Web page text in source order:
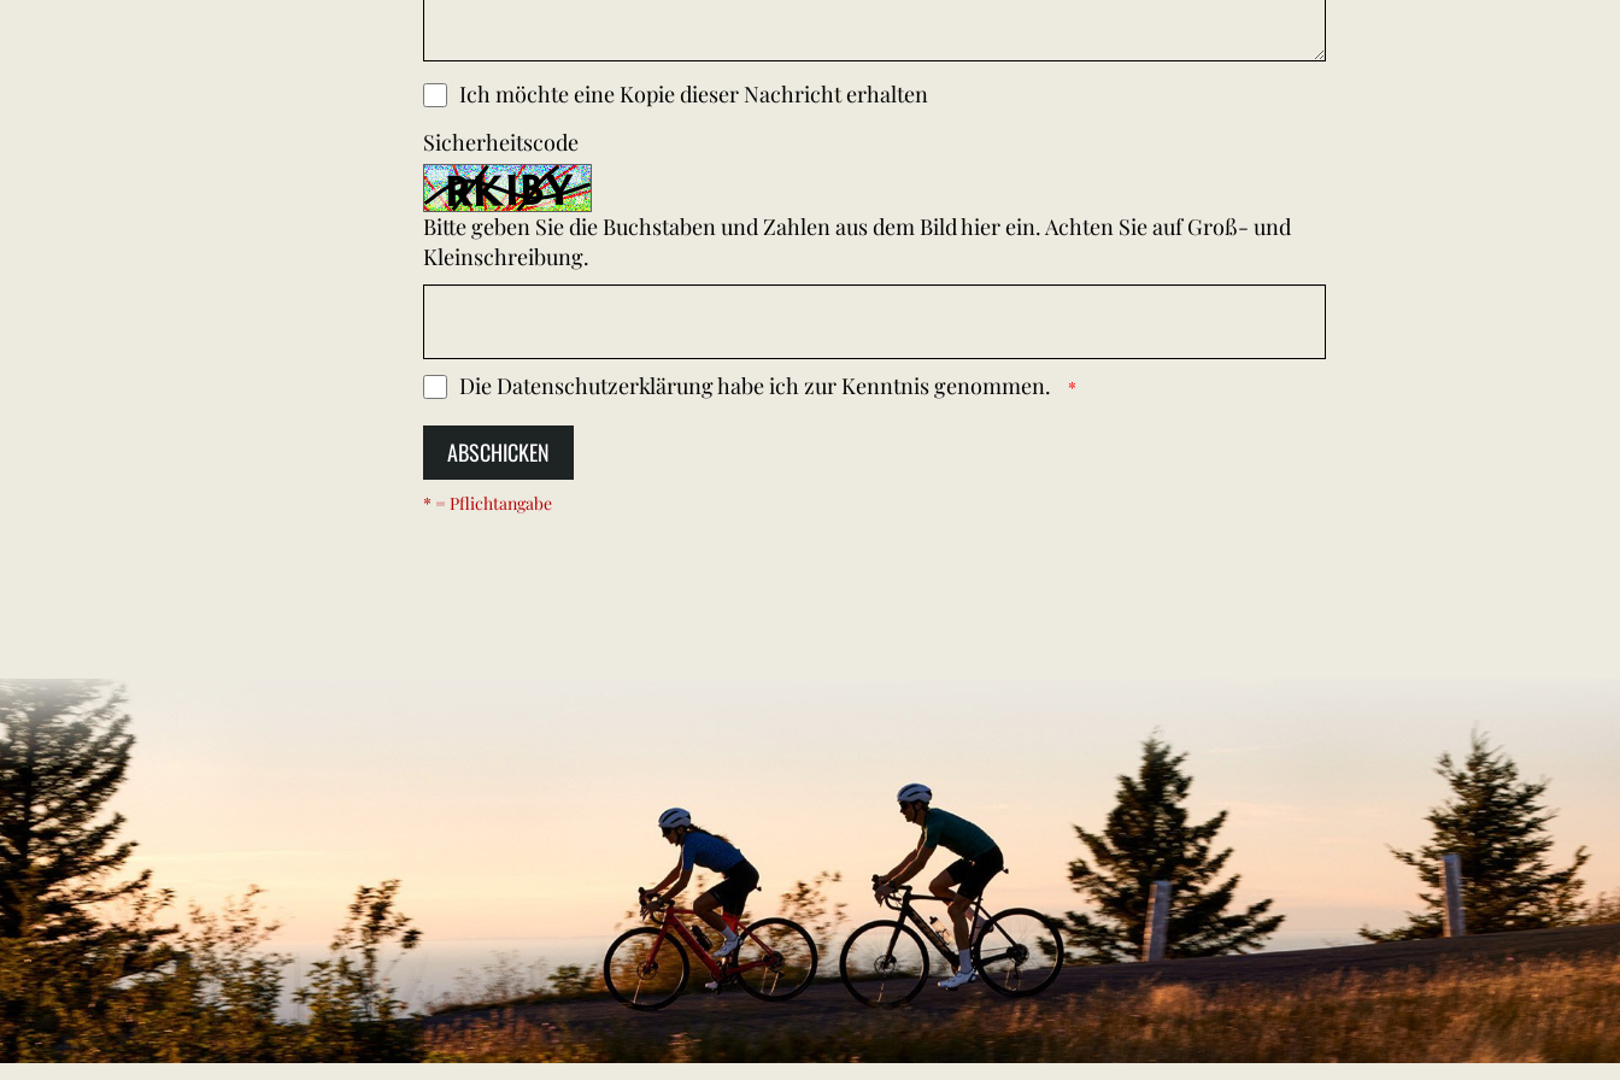
Ich möchte eine Kopie dieser Nachricht erhalten
Sicherheitscode
Bitte geben Sie die Buchstaben und Zahlen aus dem Bild hier ein. Achten Sie auf Groß- und
Kleinschreibung.
Die Datenschutzerklärunghabe ich zur Kenntnis genommen.
ABSCHICKEN
* = Pflichtangabe